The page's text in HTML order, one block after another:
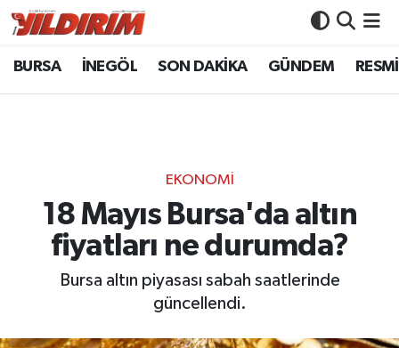
BURSA İNEGÖL SON DAKİKA GÜNDEM
EKONOMİ
18 Mayıs Bursa'da altın
fiyatları ne durumda?
Bursa altın piyasası sabah saatlerinde
güncellendi.
BURSA
GÜNDEM
RESMİ İLANLAR
KÖŞE YAZILARI
SİYASET
Bursa Nöbetçi Eczaneler
Bursa Trafik Yoğunluk Haritası
Süper Lig Puan Durumu ve Fikstür
Tüm Manşetler
Son Dakika Haberleri